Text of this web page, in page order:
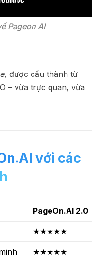
Pageon AI
, được cấu thành từ
– vừa trực quan, vừa
với các
PageOn.AI 2.0
★★★★★
★★★★★